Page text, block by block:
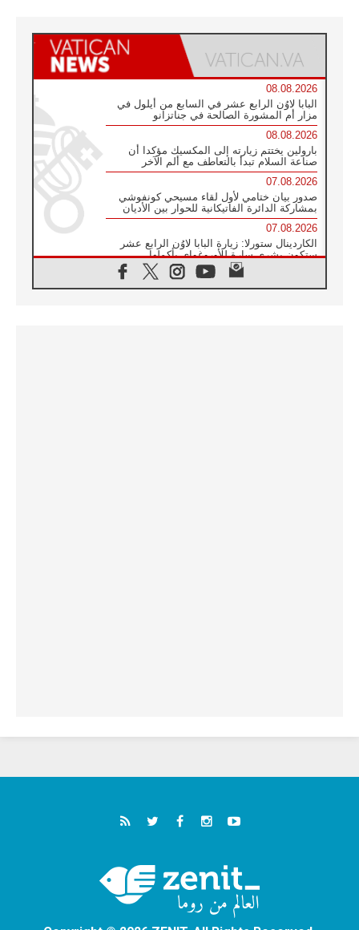
08.08.2026
البابا لاوُن الرابع عشر في السابع من أيلول في
مزار أم المشورة الصالحة في جناتزانو
08.08.2026
بارولين يختتم زيارته إلى المكسيك مؤكدا أن
صناعة السلام تبدأ بالتعاطف مع ألم الآخر
07.08.2026
صدور بيان ختامي لأول لقاء مسيحي كونفوشي
بمشاركة الدائرة الفاتيكانية للحوار بين الأديان
07.08.2026
الكاردينال ستورلا: زيارة البابا لاوُن الرابع عشر
ستكون بشرى سارة للأوروغواي بأكملها
الفاتيكان يعلن برنامج الزيارة الرسولية للبابا لاوُن